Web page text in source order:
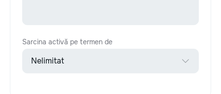
Sarcina activă pe termen de